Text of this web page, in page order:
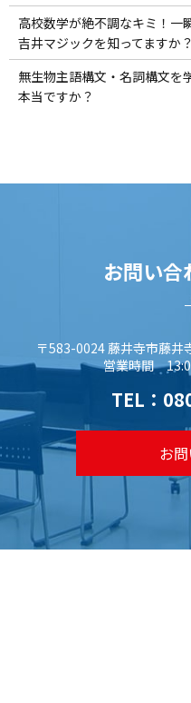
高校数学が絶不調なキミ！一
吉井マジックを知ってますか
無生物主語構文・名詞構文を
本当ですか？
お問い合
〒583-0024 藤井寺市藤
営業時間
TEL：
お